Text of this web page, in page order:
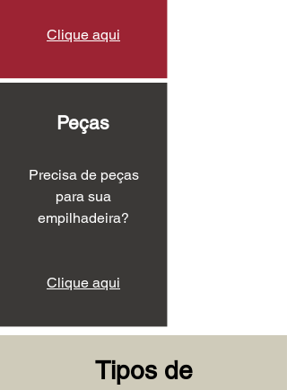
Clique aqui
Peças
Precisa de peças
para sua
empilhadeira?
Clique aqui
Tipos de